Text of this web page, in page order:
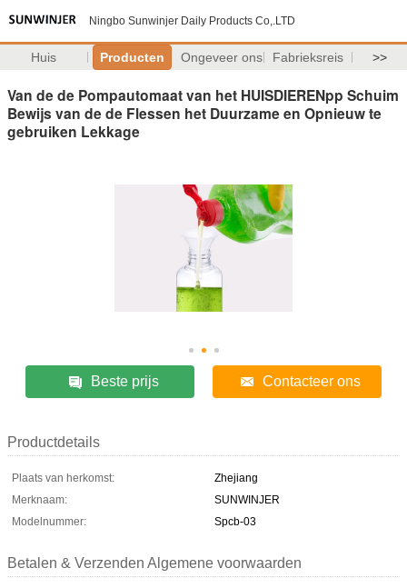
Ningbo Sunwinjer Daily Products Co,.LTD
Huis Producten Ongeveer ons Fabrieksreis >>
Van de de Pompautomaat van het HUISDIERENpp Schuim
Bewijs van de de Flessen het Duurzame en Opnieuw te
gebruiken Lekkage
Beste prijs Contacteer ons
Productdetails
Plaats van herkomst:
Zhejiang
Merknaam:
SUNWINJER
Modelnummer:
Spcb-03
Betalen & Verzenden Algemene voorwaarden